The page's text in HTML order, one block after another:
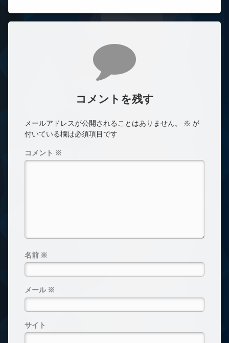
コメントを残す
メールアドレスが公開されることはありません。 ※ が
付いている欄は必須項目です
コメント ※
名前 ※
メール ※
サイト